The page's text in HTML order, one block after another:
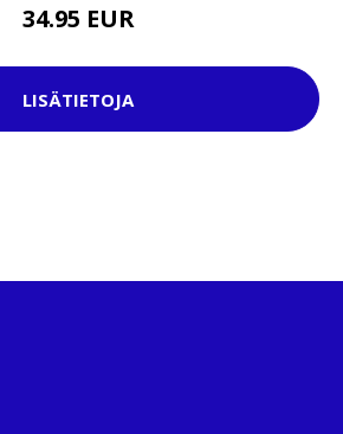
34.95 EUR
LISÄTIETOJA